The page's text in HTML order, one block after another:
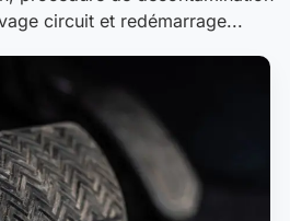
circuit et redémarrage...